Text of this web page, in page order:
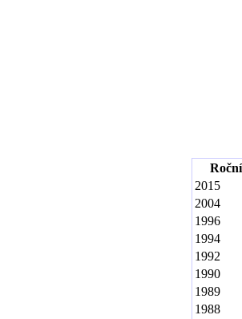
2015
2004
1996
1994
1992
1990
1989
1988